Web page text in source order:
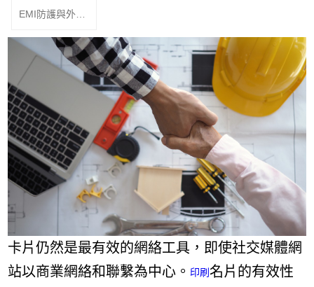
EMI防護與外觀
合：提升產品性
能與外觀吸引力
卡片仍然是最有效的網絡工具，即使社交媒體網
站以商業網絡和聯繫為中心。 印刷 名片的有效性